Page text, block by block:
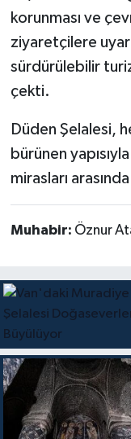
korunması ve
ziyaretçilere
sürdürülebilir
çekti.
Düden Şelalesi,
bürünen
mirasları
Muhabir: Öznur